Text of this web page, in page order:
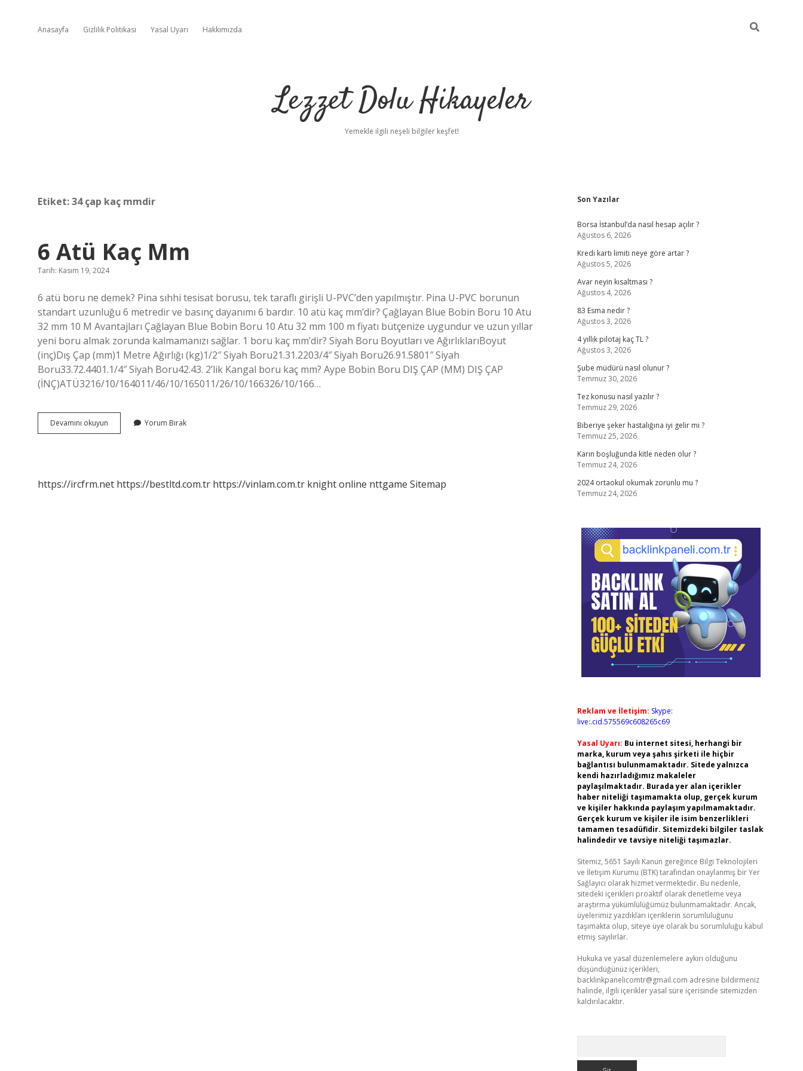
Anasayfa Gizlilik Politikası Yasal Uyarı Hakkımızda
Lezzet Dolu Hikayeler
Yemekle ilgili neşeli bilgiler keşfet!
Etiket:34 çap kaç mmdir
6 Atü Kaç Mm
Tarih: Kasım 19, 2024
6 atü boru ne demek? Pina sıhhi tesisat borusu, tek taraflı girişli U-PVC’den yapılmıştır. Pina U-PVC borunun
standart uzunluğu 6 metredir ve basınç dayanımı 6 bardır. 10 atü kaç mm’dir? Çağlayan Blue Bobin Boru 10 Atu
32 mm 10 M Avantajları Çağlayan Blue Bobin Boru 10 Atu 32 mm 100 m fiyatı bütçenize uygundur ve uzun yıllar
yeni boru almak zorunda kalmamanızı sağlar. 1 boru kaç mm’dir? Siyah Boru Boyutları ve AğırlıklarıBoyut
(inç)Dış Çap (mm)1 Metre Ağırlığı (kg)1/2″ Siyah Boru21.31.2203/4″ Siyah Boru26.91.5801″ Siyah
Boru33.72.4401.1/4″ Siyah Boru42.43. 2’lik Kangal boru kaç mm? Aype Bobin Boru DIŞ ÇAP (MM) DIŞ ÇAP
(İNÇ)ATÜ3216/10/164011/46/10/165011/26/10/166326/10/166…
Devamını okuyun
Atü
Yorum Bırak
https://ircfrm.net https://bestltd.com.tr https://vinlam.com.tr knight online nttgame Sitemap
Sidebar
Son Yazılar
Borsa İstanbul’da nasıl hesap açılır ?
Ağustos 6, 2026
Kredi kartı limiti neye göre artar ?
Ağustos 5, 2026
Avar neyin kısaltması ?
Ağustos 4, 2026
83 Esma nedir ?
Ağustos 3, 2026
4 yıllık pilotaj kaç TL ?
Ağustos 3, 2026
Şube müdürü nasıl olunur ?
Temmuz 30, 2026
Tez konusu nasıl yazılır ?
Temmuz 29, 2026
Biberiye şeker hastalığına iyi gelir mi ?
Temmuz 25, 2026
Karın boşluğunda kitle neden olur ?
Temmuz 24, 2026
2024 ortaokul okumak zorunlu mu ?
Temmuz 24, 2026
Reklam ve İletişim: Skype:
live:.cid.575569c608265c69
Yasal Uyarı: Bu internet sitesi, herhangi bir
marka, kurum veya şahıs şirketi ile hiçbir
bağlantısı bulunmamaktadır. Sitede yalnızca
kendi hazırladığımız makaleler
paylaşılmaktadır. Burada yer alan içerikler
haber niteliği taşımamakta olup, gerçek kurum
ve kişiler hakkında paylaşım yapılmamaktadır.
Gerçek kurum ve kişiler ile isim benzerlikleri
tamamen tesadüfidir. Sitemizdeki bilgiler taslak
halindedir ve tavsiye niteliği taşımazlar.
Sitemiz, 5651 Sayılı Kanun gereğince Bilgi Teknolojileri
ve İletişim Kurumu (BTK) tarafından onaylanmış bir Yer
Sağlayıcı olarak hizmet vermektedir. Bu nedenle,
sitedeki içerikleri proaktif olarak denetleme veya
araştırma yükümlülüğümüz bulunmamaktadır. Ancak,
üyelerimiz yazdıkları içeriklerin sorumluluğunu
taşımakta olup, siteye üye olarak bu sorumluluğu kabul
etmiş sayılırlar.
Hukuka ve yasal düzenlemelere aykırı olduğunu
düşündüğünüz içerikleri,
backlinkpanelicomtr@gmail.com adresine bildirmeniz
halinde, ilgili içerikler yasal süre içerisinde sitemizden
kaldırılacaktır.